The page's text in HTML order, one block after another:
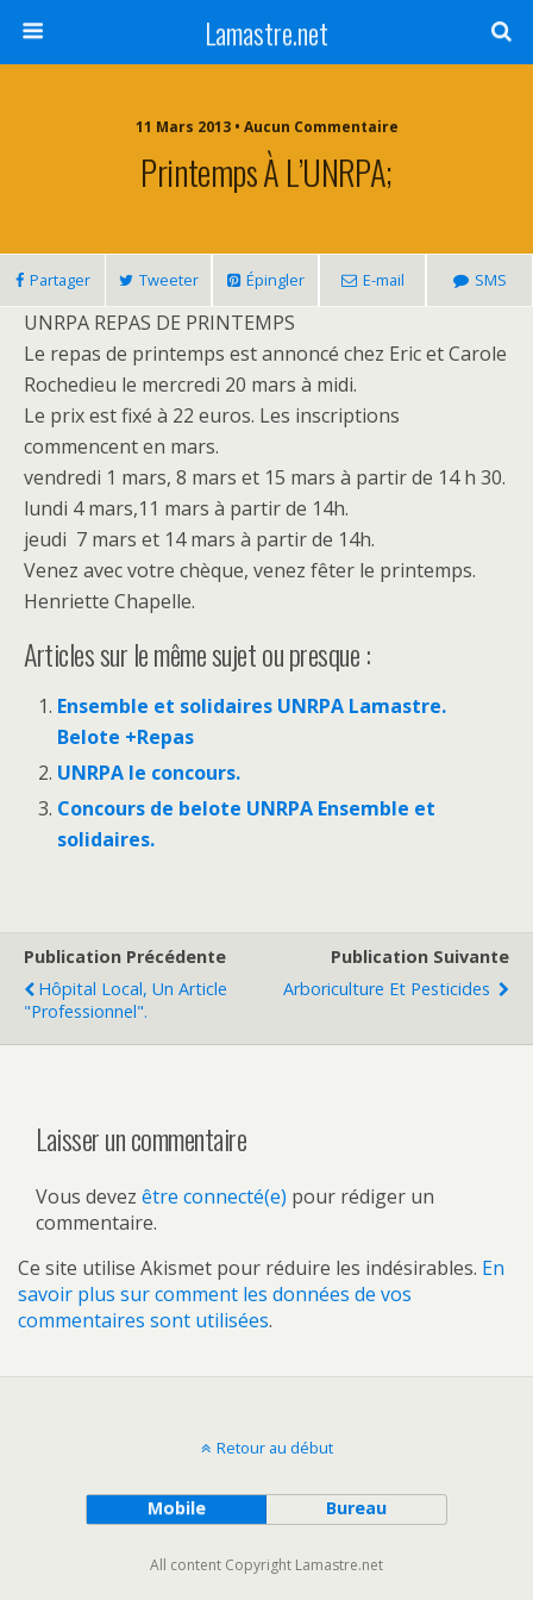
Lamastre.net
11 Mars 2013 • Aucun Commentaire
Printemps À L’UNRPA;
Partager Tweeter Épingler E-mail SMS
UNRPA REPAS DE PRINTEMPS
Le repas de printemps est annoncé chez Eric et Carole
Rochedieu le mercredi 20 mars à midi.
Le prix est fixé à 22 euros. Les inscriptions
commencent en mars.
vendredi 1 mars, 8 mars et 15 mars à partir de 14 h 30.
lundi 4 mars,11 mars à partir de 14h.
jeudi 7 mars et 14 mars à partir de 14h.
Venez avec votre chèque, venez fêter le printemps.
Henriette Chapelle.
Articles sur le même sujet ou presque :
Ensemble et solidaires UNRPA Lamastre.
Belote +Repas
UNRPA le concours.
Concours de belote UNRPA Ensemble et
solidaires.
Publication Précédente
Hôpital Local, Un Article
"professionnel".
Publication Suivante
Arboriculture Et Pesticides
Laisser un commentaire
Vous devez être connecté(e) pour rédiger un
commentaire.
Ce site utilise Akismet pour réduire les indésirables. En
savoir plus sur comment les données de vos
commentaires sont utilisées.
Retour au début
Mobile Bureau
All content Copyright Lamastre.net